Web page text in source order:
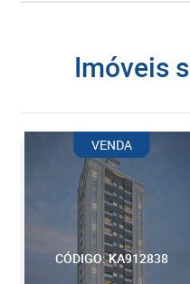
imóveis
CÓDIGO: KA912838
VENDA